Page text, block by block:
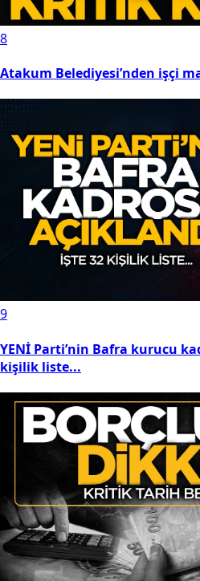
8
Atakum Belediyesi’nden işçi
9
YENİ Parti’nin Bafra kurucu
kişilik liste...